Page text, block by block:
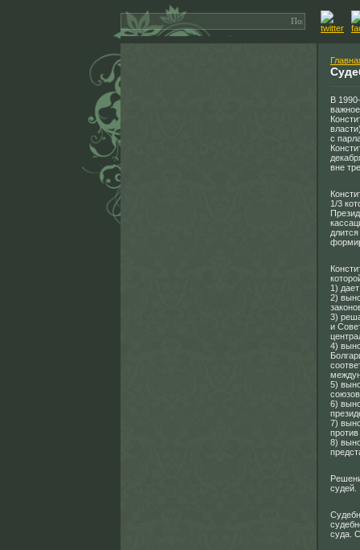
В
с
вне
1/3
1)
2)
3)
и
4)
5)
6)
7)
8)
судей.
суда.